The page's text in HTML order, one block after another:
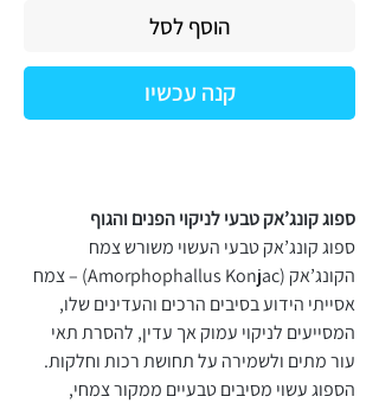
הוסף לסל
קנה עכשיו
ספוג קונג’אק טבעי לניקוי הפנים והגוף
ספוג קונג’אק טבעי העשוי משורש צמח
הקונג’אק (Amorphophallus Konjac) – צמח
אסייתי הידוע בסיבים הרכים והעדינים שלו,
המסייעים לניקוי עמוק אך עדין, להסרת תאי
עור מתים ולשמירה על תחושת רכות וחלקות.
הספוג עשוי מסיבים טבעיים ממקור צמחי,